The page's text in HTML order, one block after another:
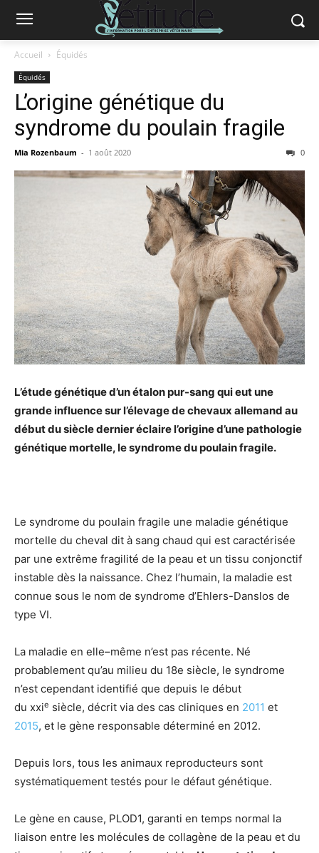
Accueil Équidés
Équidés
L’origine génétique du
syndrome du poulain fragile
Mia Rozenbaum - 1 août 2020 0
L’étude génétique d’un étalon pur-sang qui eut une
grande influence sur l’élevage de chevaux allemand au
début du siècle dernier éclaire l’origine d’une pathologie
génétique mortelle, le syndrome du poulain fragile.
Le syndrome du poulain fragile une maladie génétique
mortelle du cheval dit à sang chaud qui est caractérisée
par une extrême fragilité de la peau et un tissu conjonctif
instable dès la naissance. Chez l’humain, la maladie est
connue sous le nom de syndrome d’Ehlers-Danslos de
type VI.
La maladie en elle–même n’est pas récente. Né
probablement qu’au milieu du 18e siècle, le syndrome
n’est cependant identifié que depuis le début
du xxie siècle, décrit via des cas cliniques en 2011 et
2015, et le gène responsable déterminé en 2012.
Depuis lors, tous les animaux reproducteurs sont
systématiquement testés pour le défaut génétique.
Le gène en cause, PLOD1, garanti en temps normal la
liaison entre les molécules de collagène de la peau et du